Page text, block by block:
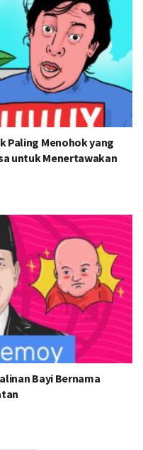
Paling Menohok yang
untuk Menertawakan
Bayi Bernama